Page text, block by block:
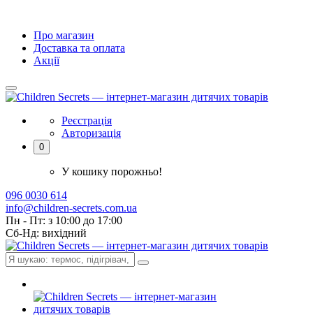
Про магазин
Доставка та оплата
Акції
Реєстрація
Авторизація
0
У кошику порожньо!
096 0030 614
info@children-secrets.com.ua
Пн - Пт: з 10:00 до 17:00
Сб-Нд: вихідний